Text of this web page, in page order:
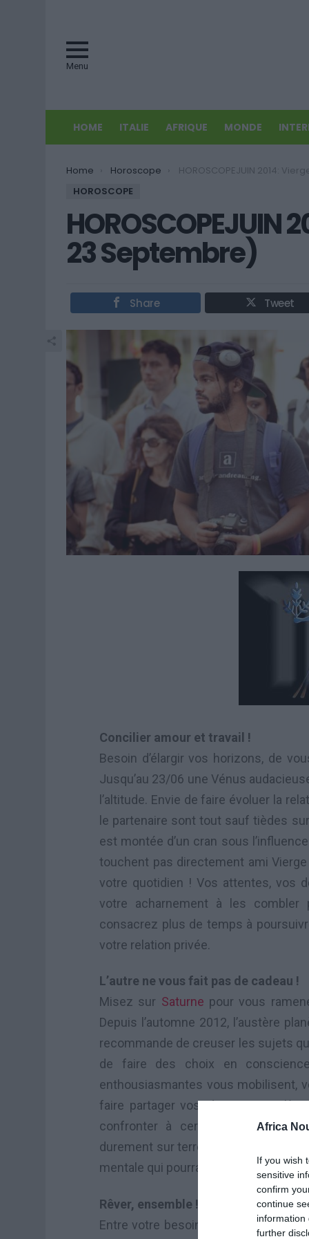
Africa
If you wish
sensitive
confirm
continue
information
further
Menu
HOME ITALIE AFRIQUE MONDE
You are here:
Home Horoscope
HOROSCOPEJUIN 2014: Vierge (24 Aout – 23
HOROSCOPE
HOROSCOPEJUIN
23 Septembre)
Share Tweet
Concilier amour et travail !
Besoin d’élargir vos horizons, de
Jusqu’au 23/06 une Vénus
l’altitude. Envie de faire évoluer la
le partenaire sont tout sauf tièdes
est montée d’un cran sous
touchent pas directement ami
votre quotidien ! Vos attentes, vos
votre acharnement à les
consacrez plus de temps à
votre relation privée.
L’autre ne vous fait pas de cadeau !
Misez sur Saturne pour vous
Depuis l’automne 2012, l’austère
recommande de creuser les sujets
de faire des choix en
enthousiasmantes vous mobilisent,
faire partager vos rêves. Vous
confronter à certaines réalités,
durement sur terre. Ainsi, prenez
mentale qui pourrait bloquer les
Rêver, ensemble !
Entre votre besoin de repousser les